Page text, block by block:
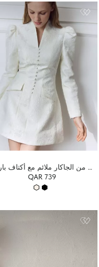
فستان قصير من الجاكار ملائم مع أكتاف بارزة
QAR 739